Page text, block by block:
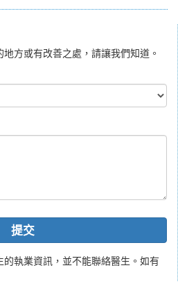
方或有改善之處，請讓我們知道。
提交
執業資訊，並不能聯絡醫生。如有